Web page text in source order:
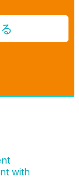
with